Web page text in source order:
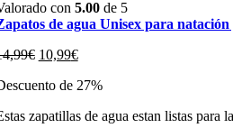
con 5.00de 5
de agua Unisex para natación
€ El
original
14,99€.
10,99€El
actual
10,99€.
de 27%
zapatillas de agua estan listas